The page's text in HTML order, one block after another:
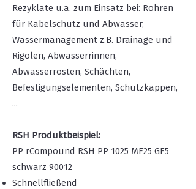
Rezyklate u.a. zum Einsatz bei: Rohren
für Kabelschutz und Abwasser,
Wassermanagement z.B. Drainage und
Rigolen, Abwasserrinnen,
Abwasserrosten, Schächten,
Befestigungselementen, Schutzkappen,
...
RSH Produktbeispiel:
PP rCompound RSH PP 1025 MF25 GF5
schwarz 90012
Schnellfließend